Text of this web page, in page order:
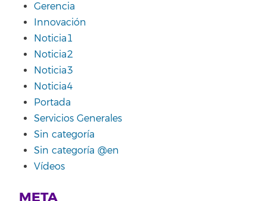
Gerencia
Innovación
Noticia1
Noticia2
Noticia3
Noticia4
Portada
Servicios Generales
Sin categoría
Sin categoría @en
Vídeos
META